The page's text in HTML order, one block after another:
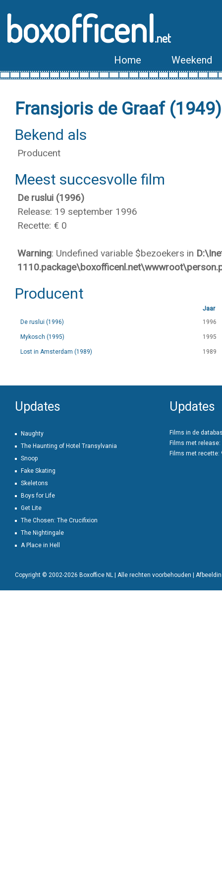
boxofficenl.net
Home Weekend
Fransjoris de Graaf (1949)
Bekend als
Producent
Meest succesvolle film
De ruslui (1996)
Release: 19 september 1996
Recette: € 0
Warning: Undefined variable $bezoekers in
Producent
Jaar
De ruslui (1996)
1996
Mykosch (1995) 1995
Lost in Amsterdam (1989) 1989
Updates
Naughty
The Haunting of Hotel Transylvania
Snoop
Fake Skating
Skeletons
Boys for Life
Get Lite
The Chosen: The Crucifixion
The Nightingale
A Place in Hell
Updates
Films in de
Films met release:
Films met recette:
Copyright © 2002-2026 Boxoffice NL | Alle rechten voorbehouden |